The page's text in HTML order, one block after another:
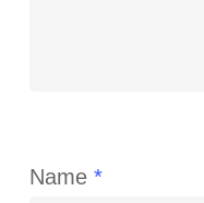
Name *